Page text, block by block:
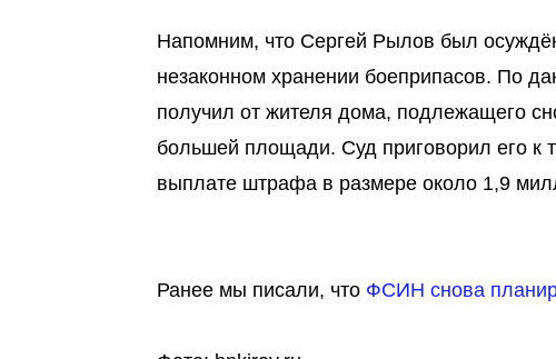
Напомним, что Сергей Рылов был
незаконном хранении боеприпасов. По
получил от жителя дома, подлежащего
большей площади. Суд приговорил его
выплате штрафа в размере около 1,9
Ранее мы писали, что ФСИН снова